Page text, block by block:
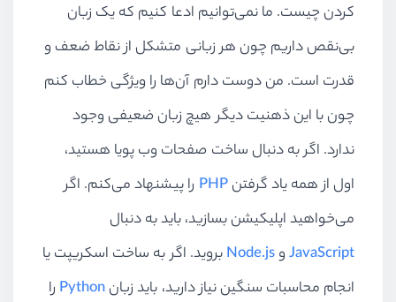
کردن چیست. ما نمی‌توانیم ادعا کنیم که یک زبان
بی‌نقص داریم چون هر زبانی متشکل از نقاط ضعف و
قدرت است. من دوست دارم آن‌ها را ویژگی خطاب کنم
چون با این ذهنیت دیگر هیچ زبان ضعیفی وجود
ندارد. اگر به دنبال ساخت صفحات وب پویا هستید،
اول از همه یاد گرفتنPHP را پیشنهاد می‌کنم. اگر
می‌خواهید اپلیکیشن بسازید، باید به دنبال
JavaScriptوNode.jsبروید. اگر به ساخت اسکریپت یا
انجام محاسبات سنگین نیاز دارید، باید زبانPython را